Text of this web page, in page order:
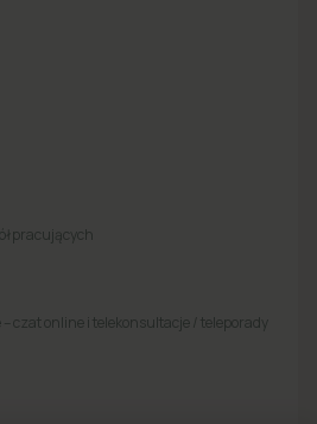
czat online i telekonsultacje / teleporady